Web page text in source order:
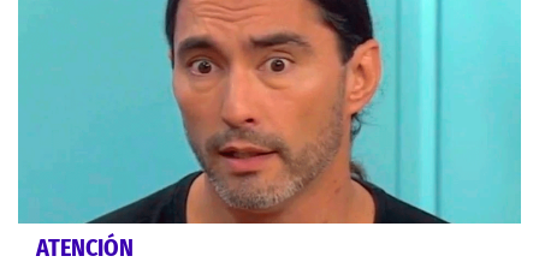
ATENCIÓN